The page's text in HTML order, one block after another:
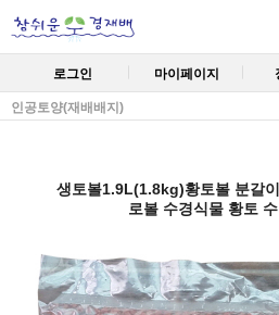
로그인 마이페이지
인공토양(재배배지)
생토볼1.9L(1.8kg)황토볼 분갈
로볼 수경식물 황토